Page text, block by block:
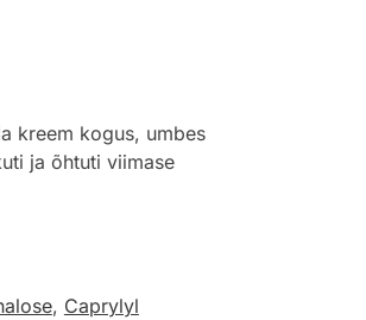
kreem kogus, umbes
ja õhtuti viimase
, Caprylyl